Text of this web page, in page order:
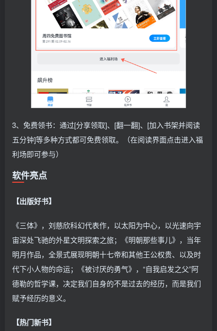
3、免费领书：通过[分享领取]、[翻一翻]、[加入书架并阅读
五分钟]等多种方式都可免费领取。（在阅读界面点击进入福
利场即可参与）
软件亮点
【出版好书】
《三体》，刘慈欣科幻代表作，以太阳为中心，以光速向宇
宙深处飞驰的外星文明探索之旅；《明朝那些事儿》，当年
明月作品，全景式展现明朝十七帝和其他王公权贵、以及时
代下小人物的命运；《被讨厌的勇气》，“自我启发之父”阿
德勒的哲学课，决定我们自身的不是过去的经历，而是我们
赋予经历的意义。
【热门新书】